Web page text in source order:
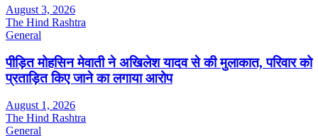
August 3, 2026
The Hind Rashtra
General
पीड़ित मोहसिन मेवाती ने अखिलेश यादव से की मुलाकात, परिवार को
प्रताड़ित किए जाने का लगाया आरोप
August 1, 2026
The Hind Rashtra
General